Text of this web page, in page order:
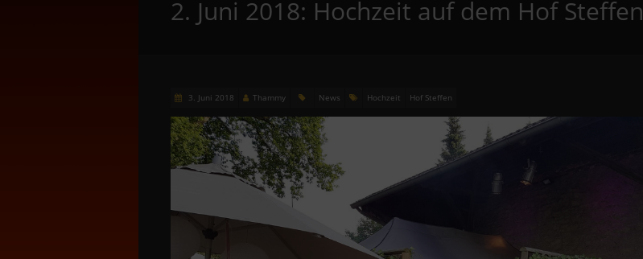
2. Juni 2018: Hochzeit auf dem Hof Steffen
3. Juni 2018 Thammy News Hochzeit Hof Steffen